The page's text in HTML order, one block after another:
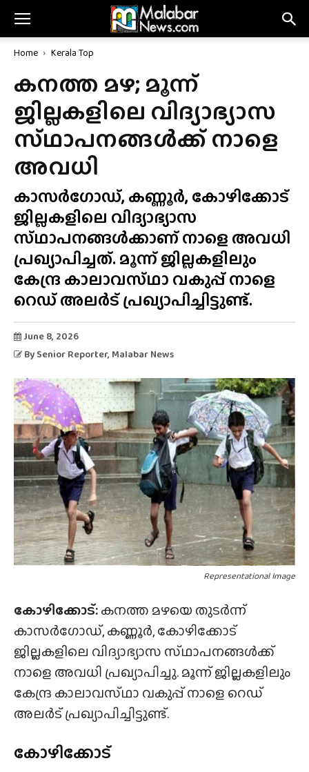
Home Kerala Top
കനത്ത മഴ; മൂന്ന്
ജില്ലകളിലെ വിദ്യാഭ്യാസ
സ്‌ഥാപനങ്ങൾക്ക്‌ നാളെ
അവധി
കാസർഗോഡ്, കണ്ണൂർ, കോഴിക്കോട്
ജില്ലകളിലെ വിദ്യാഭ്യാസ
സ്‌ഥാപനങ്ങൾക്കാണ് നാളെ അവധി
പ്രഖ്യാപിച്ചത്. മൂന്ന് ജില്ലകളിലും
കേന്ദ്ര കാലാവസ്‌ഥാ വകുപ്പ് നാളെ
റെഡ് അലർട് പ്രഖ്യാപിച്ചിട്ടുണ്ട്.
June 8, 2026
By Senior Reporter, Malabar News
Representational Image
കോഴിക്കോട്:കനത്ത മഴയെ തുടർന്ന്
കാസർഗോഡ്, കണ്ണൂർ, കോഴിക്കോട്
ജില്ലകളിലെ വിദ്യാഭ്യാസ സ്‌ഥാപനങ്ങൾക്ക്‌
നാളെ അവധി പ്രഖ്യാപിച്ചു. മൂന്ന് ജില്ലകളിലും
കേന്ദ്ര കാലാവസ്‌ഥാ വകുപ്പ് നാളെ റെഡ്
അലർട് പ്രഖ്യാപിച്ചിട്ടുണ്ട്.
കോഴിക്കോട്